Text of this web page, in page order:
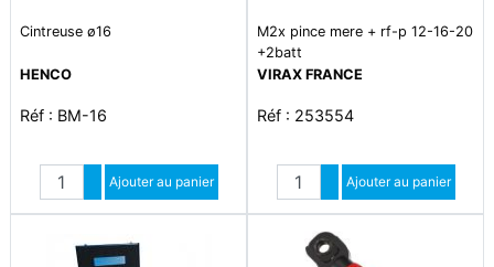
Cintreuse ø16
HENCO
Réf : BM-16
Quantité
Augmenter quantité
Diminuer quantité
Ajouter au panier
M2x pince mere + rf-p 12-16-20
+2batt
VIRAX FRANCE
Réf : 253554
Quantité
Augmenter quantité
Diminuer quantité
Ajouter au panier